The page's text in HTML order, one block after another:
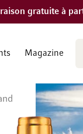
gratuite à
Magazine